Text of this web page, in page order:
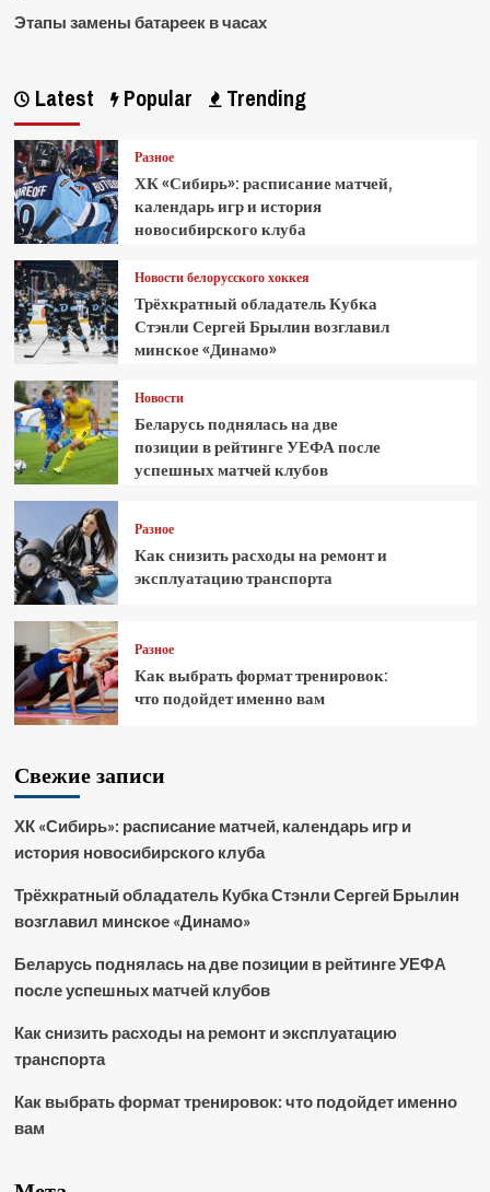
Этапы замены батареек в часах
Latest Popular Trending
Разное
ХК «Сибирь»: расписание матчей,
календарь игр и история
новосибирского клуба
Новости белорусского хоккея
Трёхкратный обладатель Кубка
Стэнли Сергей Брылин возглавил
минское «Динамо»
Новости
Беларусь поднялась на две
позиции в рейтинге УЕФА после
успешных матчей клубов
Разное
Как снизить расходы на ремонт и
эксплуатацию транспорта
Разное
Как выбрать формат тренировок:
что подойдет именно вам
Свежие записи
ХК «Сибирь»: расписание матчей, календарь игр и
история новосибирского клуба
Трёхкратный обладатель Кубка Стэнли Сергей Брылин
возглавил минское «Динамо»
Беларусь поднялась на две позиции в рейтинге УЕФА
после успешных матчей клубов
Как снизить расходы на ремонт и эксплуатацию
транспорта
Как выбрать формат тренировок: что подойдет именно
вам